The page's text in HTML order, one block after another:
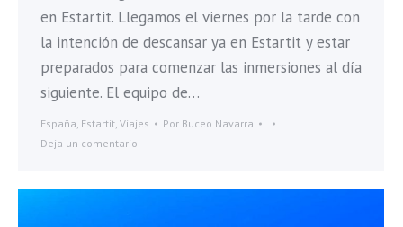
en Estartit. Llegamos el viernes por la tarde con
la intención de descansar ya en Estartit y estar
preparados para comenzar las inmersiones al día
siguiente. El equipo de…
España, Estartit, Viajes Por Buceo Navarra
Deja un comentario